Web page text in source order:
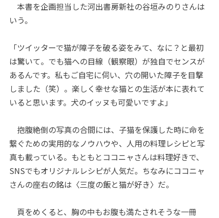
本書を企画担当した河出書房新社の谷垣みのりさんは
いう。
「ツイッターで猫が障子を破る姿をみて、なに？と最初
は驚いて。でも猫への目線（観察眼）が独自でセンスが
あるんです。私もご自宅に伺い、穴の開いた障子を目撃
しました（笑）。楽しく幸せな猫との生活が本に表れて
いると思います。犬のイッヌも可愛いですよ」
抱腹絶倒の写真の合間には、子猫を保護した時に命を
繋ぐための実用的なノウハウや、人用の料理レシピと写
真も載っている。もともとココニャさんは料理好きで、
SNSでもオリジナルレシピが人気だ。ちなみにココニャ
さんの座右の銘は〈三度の飯と猫が好き〉だ。
頁をめくると、胸の中もお腹も満たされそうな一冊